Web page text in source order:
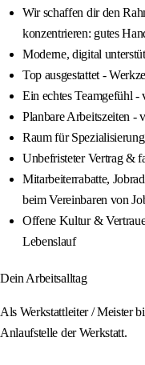
Wir schaffen dir den
konzentrieren: gutes
Moderne, digital
Top ausgestattet -
Ein echtes Teamgefühl
Planbare Arbeitszeiten -
Raum für
Unbefristeter Vertrag &
Mitarbeiterrabatte,
beim Vereinbaren von
Offene Kultur &
Lebenslauf
Dein Arbeitsalltag
Als Werkstattleiter / Meister
Anlaufstelle der Werkstatt.